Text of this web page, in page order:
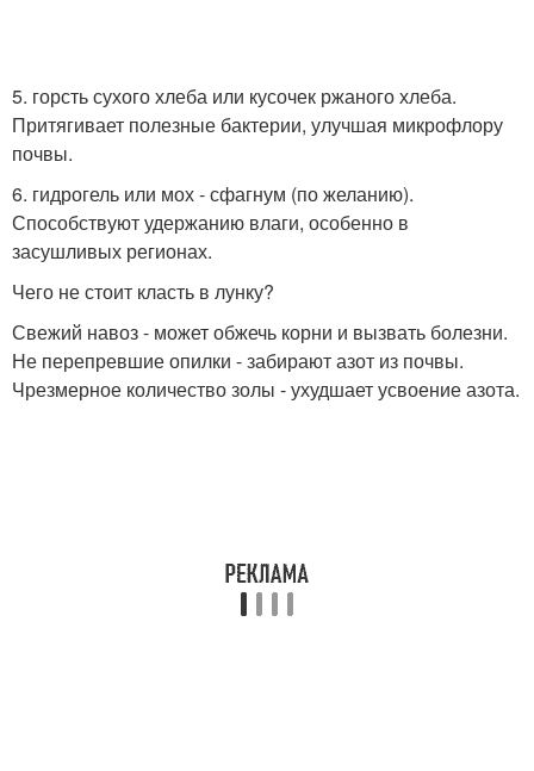
5. горсть сухого хлеба или кусочек ржаного хлеба.
Притягивает полезные бактерии, улучшая микрофлору
почвы.
6. гидрогель или мох - сфагнум (по желанию).
Способствуют удержанию влаги, особенно в
засушливых регионах.
Чего не стоит класть в лунку?
Свежий навоз - может обжечь корни и вызвать болезни.
Не перепревшие опилки - забирают азот из почвы.
Чрезмерное количество золы - ухудшает усвоение азота.